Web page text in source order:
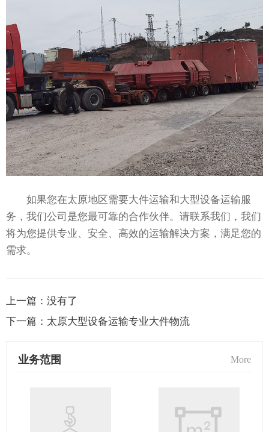
如果您在太原地区需要大件运输和大型设备运输服
务，我们公司是您最可靠的合作伙伴。请联系我们，我们
将为您提供专业、安全、高效的运输解决方案，满足您的
需求。
上一篇： 没有了
下一篇： 太原大型设备运输专业大件物流
业务范围 More